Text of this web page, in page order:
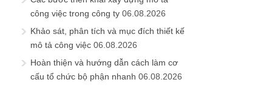
công việc trong công ty 06.08.2026
Khảo sát, phân tích và mục đích thiết kế
mô tả công việc 06.08.2026
Hoàn thiện và hướng dẫn cách làm cơ
cấu tổ chức bộ phận nhanh 06.08.2026